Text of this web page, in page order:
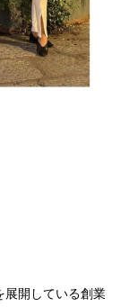
展開している創業